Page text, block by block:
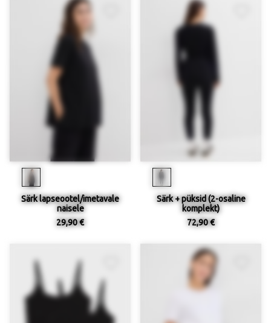
Särk lapseootel/imetavale
naisele
29,90 €
Särk + püksid (2-osaline
komplekt)
72,90 €